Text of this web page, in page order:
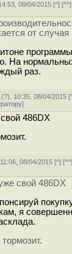
08/04/2015 [^] [^^
от
На
раз.
(?), 10:35, 08/04/2015 [
]
486DX
08/04/2015 [^] [^^
свой 486DX
я